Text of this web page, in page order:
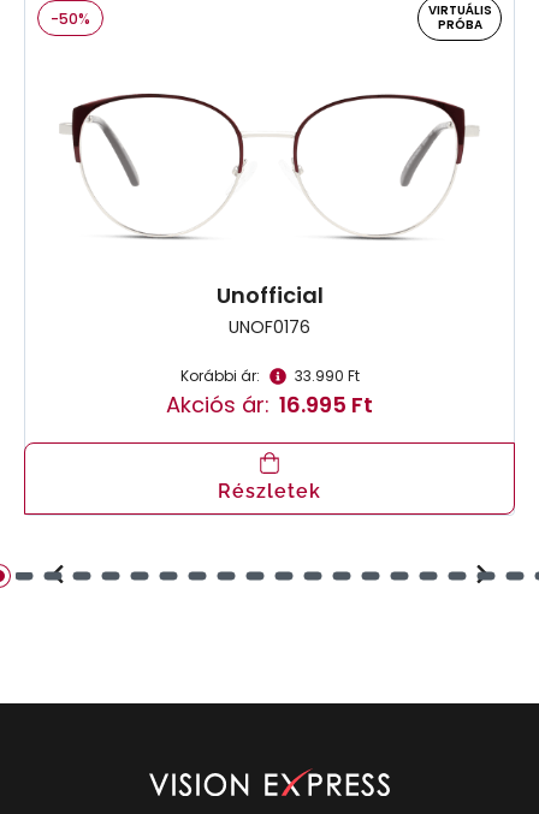
-50%
VIRTUÁLIS
PRÓBA
Unofficial
UNOF0176
Korábbi ár: 33.990 Ft
Akciós ár: 16.995 Ft
Részletek